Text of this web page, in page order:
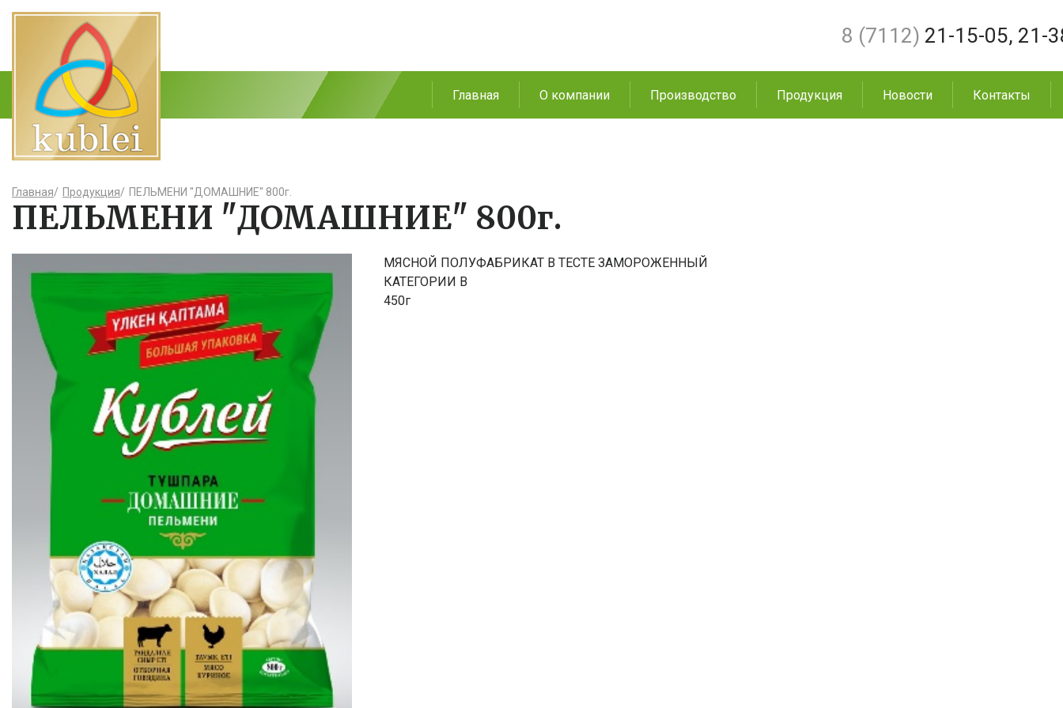
8 (7112) 21-15-05, 21-
Главная О компании Производство Продукция Новости Контакты
Главная/ Продукция/ ПЕЛЬМЕНИ "ДОМАШНИЕ" 800г.
ПЕЛЬМЕНИ "ДОМАШНИЕ" 800г.
МЯСНОЙ ПОЛУФАБРИКАТ В ТЕСТЕ ЗАМОРОЖЕННЫЙ
КАТЕГОРИИ В
450г